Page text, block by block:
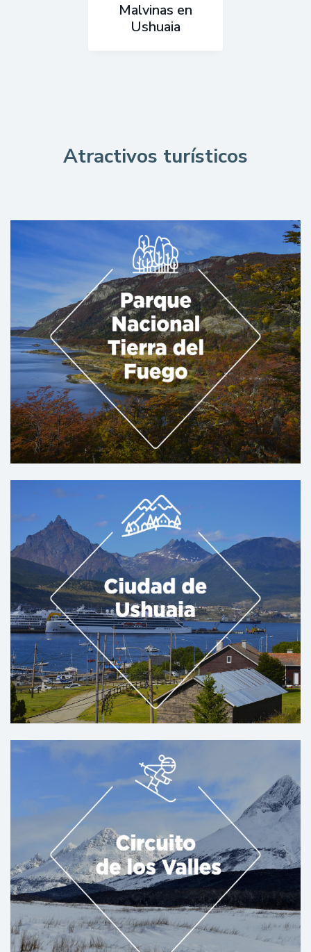
Malvinas en
Ushuaia
Atractivos turísticos